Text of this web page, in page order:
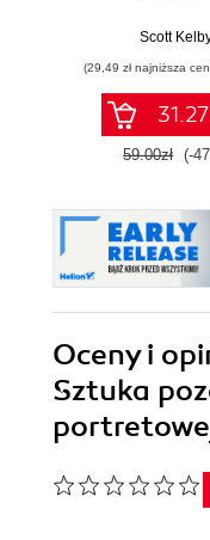
wyjaśnione
Scott
(29,49 zł najniższa
59.00zł (-
Oceny i
Sztuka